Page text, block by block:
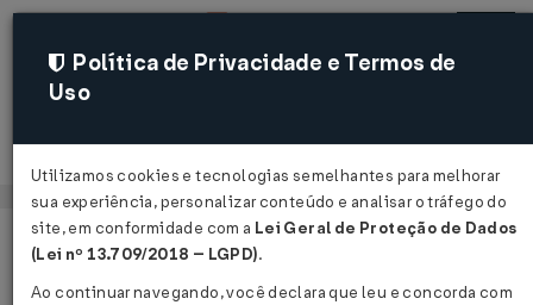
Acessar
Página Inicial Legislações
Política de Privacidade e Termos de
Uso
Utilizamos cookies e tecnologias semelhantes para melhorar
sua experiência, personalizar conteúdo e analisar o tráfego do
site, em conformidade com a Lei Geral de Proteção de Dados
(Lei nº 13.709/2018 – LGPD).
Ao continuar navegando, você declara que leu e concorda com